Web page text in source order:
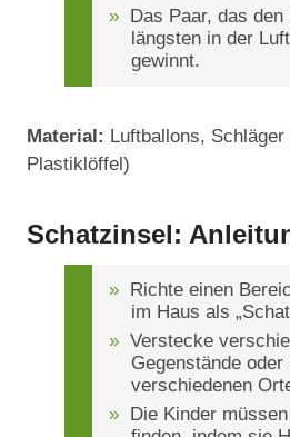
Das Paar, das den
längsten in der
gewinnt.
Material: Luftballons,
Plastiklöffel)
Schatzinsel:
Richte einen
im Haus als
Verstecke
Gegenstände
verschiedenen
Die Kinder